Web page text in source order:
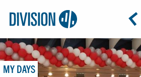
Logo:
Division4
MY DAYS